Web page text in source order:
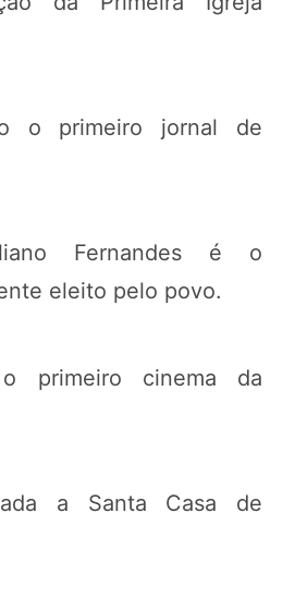
o primeiro jornal de
Fernandes é o
eleito pelo povo.
primeiro cinema da
a Santa Casa de